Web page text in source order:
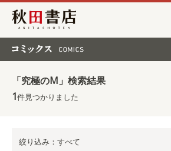
秋田書店
「究極のM」検索結果
1件見つかりました
絞り込み：すべて